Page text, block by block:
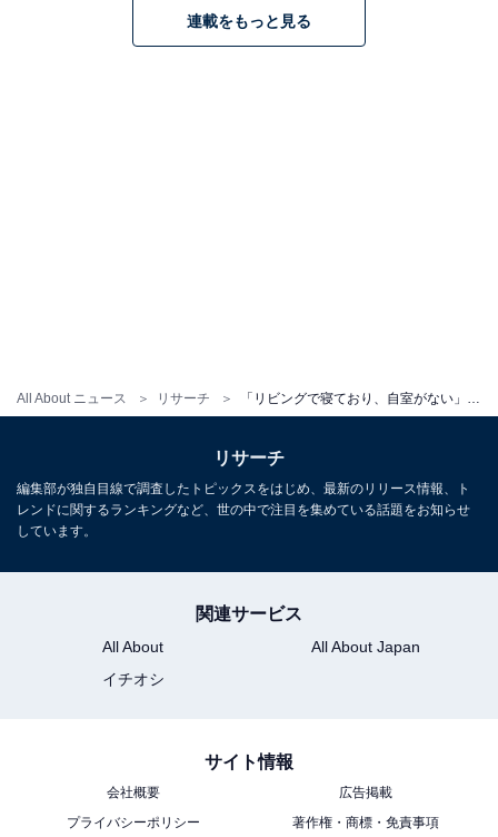
All About ニュース リサーチ
「低年収のため、実家暮らしでもたいした貯金額になら
ニュース記事を中心に執筆中のライター。IT企業のメデ
ィア担当を経て現在に至る。All AboutおよびAll About ニ
ュースでのライター歴は2年。
来的には生活保護を受ければいいと思ってい
る」と語る理由
連載をもっと見る
リサーチ
編集部が独自目線で調査したトピックスをはじめ、最新のリリース情報、ト
レンドに関するランキングなど、世の中で注目を集めている話題をお知らせ
しています。
関連サービス
All About
All About Japan
イチオシ
サイト情報
会社概要
広告掲載
プライバシーポリシー
著作権・商標・免責事項